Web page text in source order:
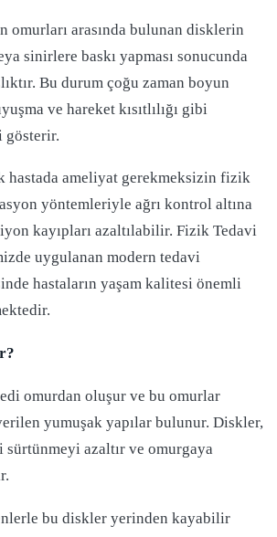
omurları arasında bulunan disklerin
sinirlere baskı yapması sonucunda
Bu durum çoğu zaman boyun
ve hareket kısıtlılığı gibi
hastada ameliyat gerekmeksizin fizik
yöntemleriyle ağrı kontrol altına
kayıpları azaltılabilir. Fizik Tedavi
uygulanan modern tedavi
hastaların yaşam kalitesi önemli
omurdan oluşur ve bu omurlar
yumuşak yapılar bulunur. Diskler,
sürtünmeyi azaltır ve omurgaya
bu diskler yerinden kayabilir